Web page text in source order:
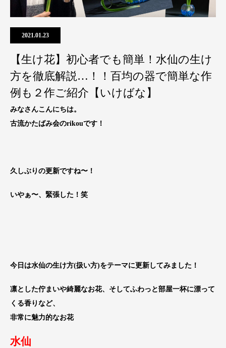
2021.01.23
【生け花】初心者でも簡単！水仙の生け
方を徹底解説…！！百均の器で簡単な作
例も２作ご紹介【いけばな】
みなさんこんにちは。
古流かたばみ会のrikouです！
久しぶりの更新ですね〜！
いやぁ〜、緊張した！笑
今日は水仙の生け方(扱い方)をテーマに更新してみました！
凛とした佇まいや綺麗なお花、そしてふわっと部屋一杯に漂って
くる香りなど、
非常に魅力的なお花
水仙